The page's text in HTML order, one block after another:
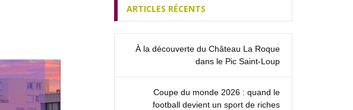
ARTICLES RÉCENTS
À la découverte du Château La Roque
dans le Pic Saint‑Loup
Coupe du monde 2026 : quand le
football devient un sport de riches